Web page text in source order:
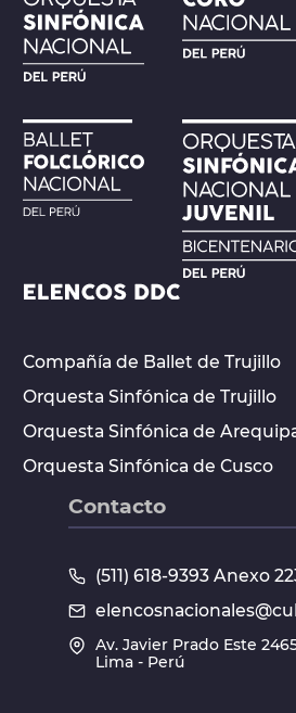
Compañía de Ballet de Trujillo
Orquesta Sinfónica de Trujillo
Orquesta Sinfónica de
Orquesta Sinfónica de Cusco
Contacto
(511) 618-9393 Anexo
Av. Javier Prado Este
Lima - Perú